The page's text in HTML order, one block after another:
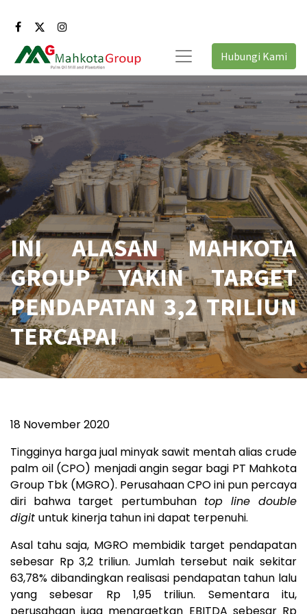
Hubungi Kami
INI ALASAN MAHKOTA
GROUP YAKIN TARGET
PENDAPATAN 3,2 TRILIUN
TERCAPAI
18 November 2020
Tingginya harga jual minyak sawit mentah alias crude
palm oil (CPO) menjadi angin segar bagi PT Mahkota
Group Tbk (MGRO). Perusahaan CPO ini pun percaya
diri bahwa target pertumbuhan top line double
digit untuk kinerja tahun ini dapat terpenuhi.
Asal tahu saja, MGRO membidik target pendapatan
sebesar Rp 3,2 triliun. Jumlah tersebut naik sekitar
63,78% dibandingkan realisasi pendapatan tahun lalu
yang sebesar Rp 1,95 triliun. Sementara itu,